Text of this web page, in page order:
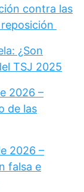
contra las
¿Son
TSJ 2025
2026 –
de las
2026 –
falsa e